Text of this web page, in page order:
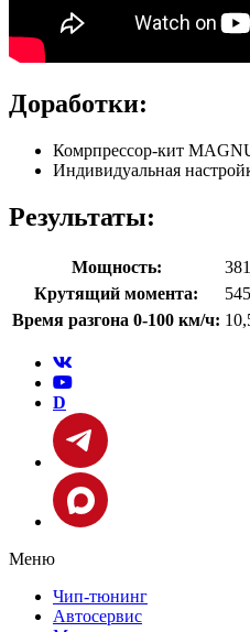
Доработки:
Комрпрессор-кит
Индивидуальная
Результаты:
Мощность: 381
Крутящий момента:
545
Время разгона 0-100 км/ч:
D
Меню
Чип-тюнинг
Автосервис